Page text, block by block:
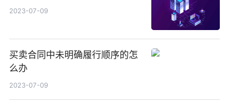
2023-07-09
买卖合同中未明确履行顺序的怎
么办
2023-07-09